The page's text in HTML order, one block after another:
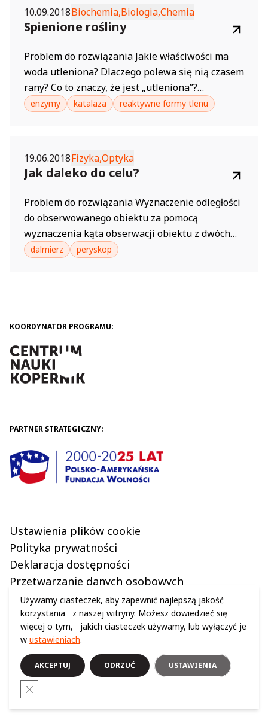
Podstawy Programowej wychowania
przedszkolnego: Obszar I, pkt 7 Obszar IV, pkt.
12,...
10.09.2018Biochemia,Biologia,Chemia
Spienione rośliny
Problem do rozwiązania Jakie właściwości ma
woda utleniona? Dlaczego polewa się nią czasem
rany? Co to znaczy, że jest „utleniona”?
Poszukiwania odpowiedzi na te pytania możesz
pietruszki, marchewki przezroczyste pojemniki
na...
enzymy katalaza reaktywne formy tlenu
19.06.2018Fizyka,Optyka
Jak daleko do celu?
Problem do rozwiązania Wyznaczenie odległości
do obserwowanego obiektu za pomocą
wyznaczenia kąta obserwacji obiektu z dwóch
różnych miejsc Spis materiałów Dwa małe,
dalmierz peryskop
KOORDYNATOR PROGRAMU:
PARTNER STRATEGICZNY:
Ustawienia plików cookie
Polityka prywatności
Deklaracja dostępności
Przetwarzanie danych osobowych
Regulamin
© 2024 WSZELKIE PRAWA ZASTRZEŻONE (C) CENTRUM NAUKI KOPERNIK
Używamy ciasteczek, aby zapewnić najlepszą jakość
korzystania z naszej witryny. Możesz dowiedzieć się
więcej o tym, jakich ciasteczek używamy, lub wyłączyć je
w ustawieniach.
AKCEPTUJ ODRZUĆ USTAWIENIA
Close GDPR Cookie Banner